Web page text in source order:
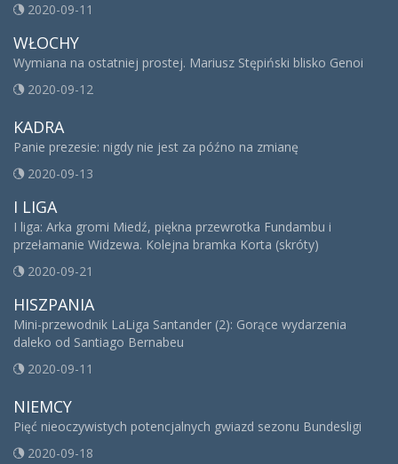
2020-09-11
WŁOCHY
Wymiana na ostatniej prostej. Mariusz Stępiński blisko Genoi
2020-09-12
KADRA
Panie prezesie: nigdy nie jest za późno na zmianę
2020-09-13
I LIGA
I liga: Arka gromi Miedź, piękna przewrotka Fundambu i
przełamanie Widzewa. Kolejna bramka Korta (skróty)
2020-09-21
HISZPANIA
Mini-przewodnik LaLiga Santander (2): Gorące wydarzenia
daleko od Santiago Bernabeu
2020-09-11
NIEMCY
Pięć nieoczywistych potencjalnych gwiazd sezonu Bundesligi
2020-09-18